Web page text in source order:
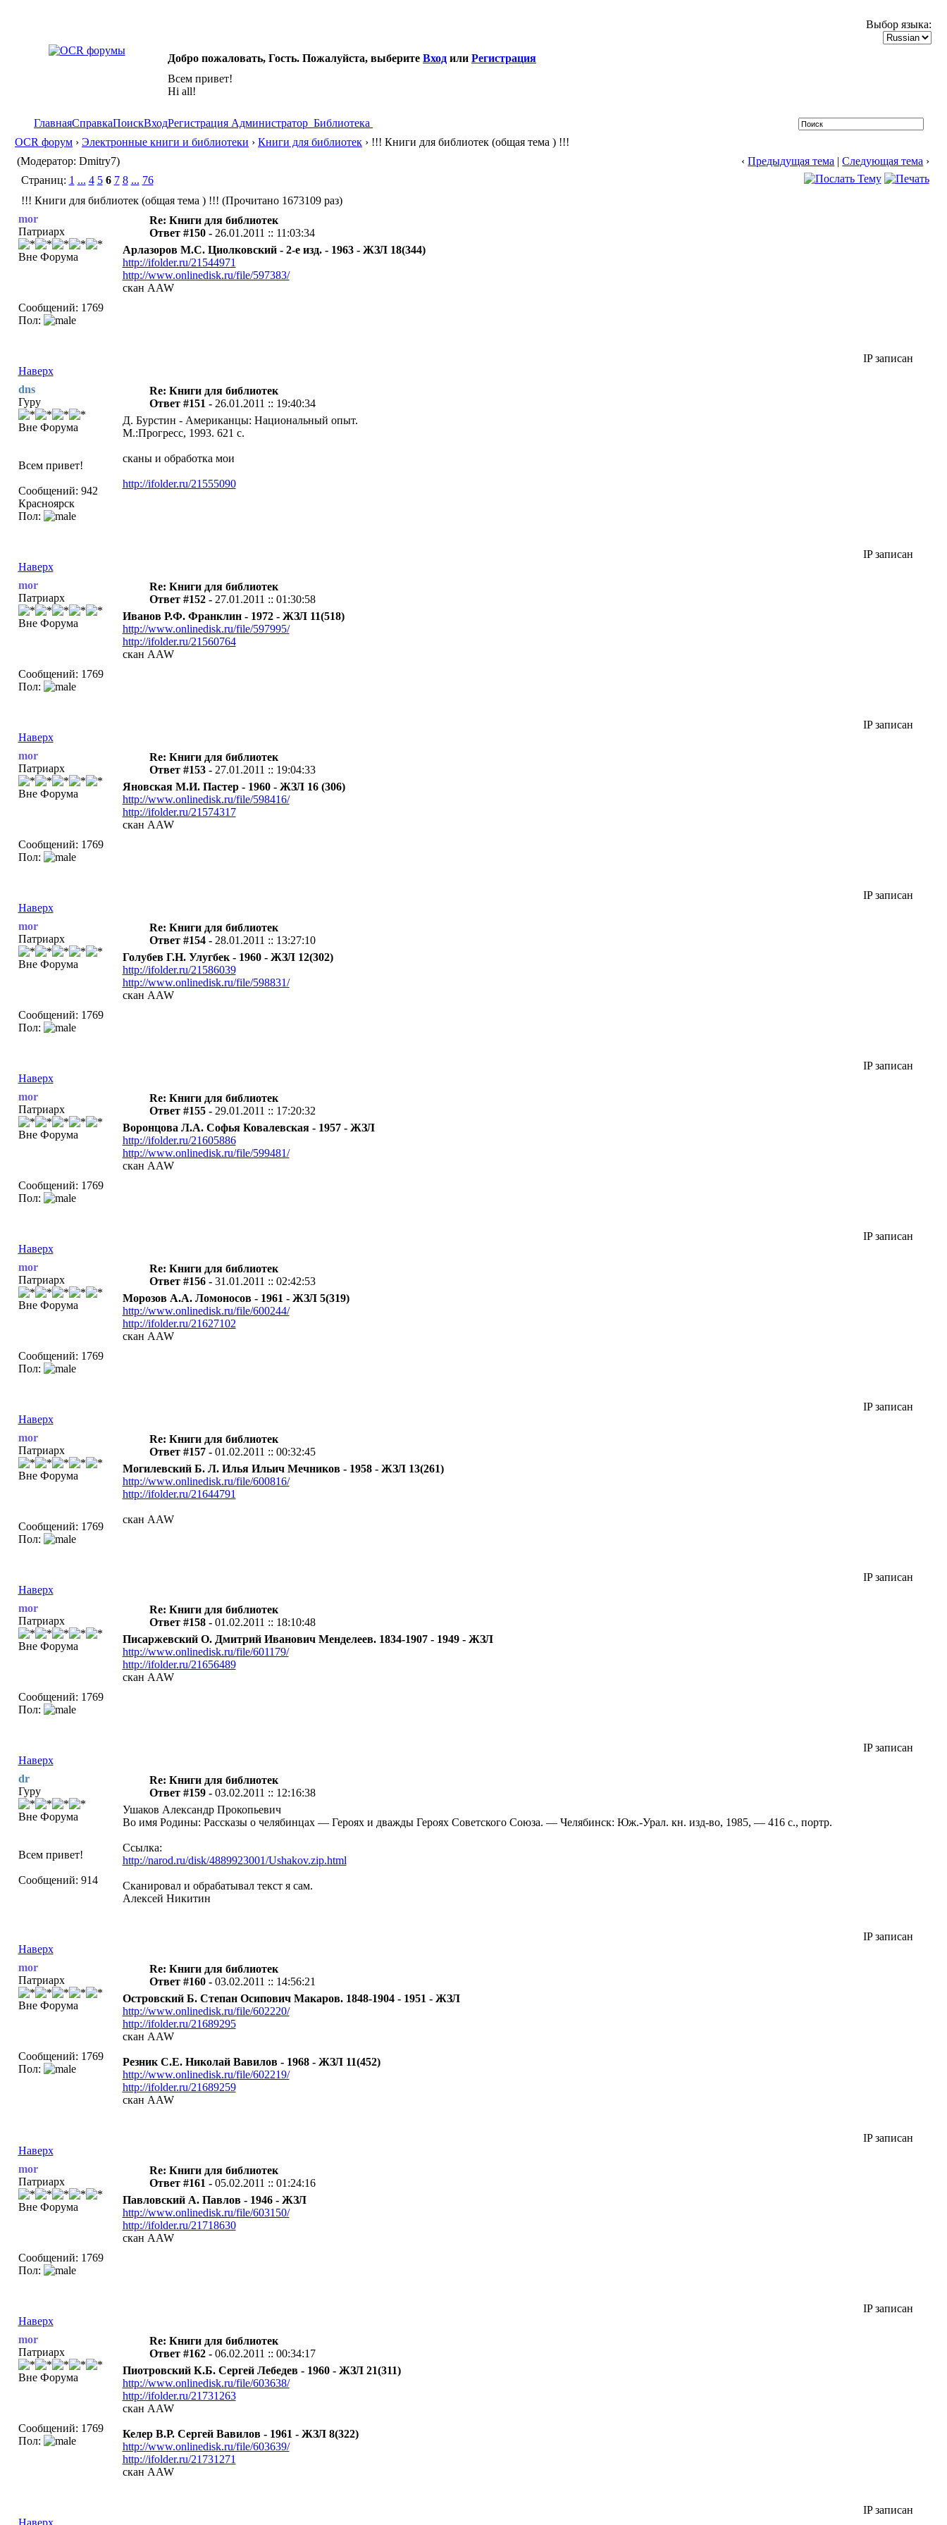
Выбор языка:
Добро пожаловать, Гость. Пожалуйста, выберите Вход или Регистрация
Всем привет!
Hi all!
ГлавнаяСправкаПоискВходРегистрация Администратор Библиотека
OCR форум › Электронные книги и библиотеки › Книги для библиотек › !!! Книги для библиотек (общая тема ) !!!
(Модератор: Dmitry7)
‹Предыдущая тема |Следующая тема ›
Страниц: 1 ... 4 5 6 7 8 ... 76
!!! Книги для библиотек (общая тема ) !!! (Прочитано 1673109 раз)
mor
Патриарх
Вне Форума
Сообщений: 1769
Пол:
Re: Книги для библиотек
Ответ #150 - 26.01.2011 :: 11:03:34
Арлазоров М.С. Циолковский - 2-е изд. - 1963 - ЖЗЛ 18(344)
http://ifolder.ru/21544971
http://www.onlinedisk.ru/file/597383/
скан AAW
Наверх
IP записан
dns
Гуру
Вне Форума
Всем привет!
Сообщений: 942
Красноярск
Пол:
Re: Книги для библиотек
Ответ #151 - 26.01.2011 :: 19:40:34
Д. Бурстин - Американцы: Национальный опыт.
М.:Прогресс, 1993. 621 с.
сканы и обработка мои
http://ifolder.ru/21555090
Наверх
IP записан
mor
Патриарх
Вне Форума
Сообщений: 1769
Пол:
Re: Книги для библиотек
Ответ #152 - 27.01.2011 :: 01:30:58
Иванов Р.Ф. Франклин - 1972 - ЖЗЛ 11(518)
http://www.onlinedisk.ru/file/597995/
http://ifolder.ru/21560764
скан AAW
Наверх
IP записан
mor
Патриарх
Вне Форума
Сообщений: 1769
Пол:
Re: Книги для библиотек
Ответ #153 - 27.01.2011 :: 19:04:33
Яновская М.И. Пастер - 1960 - ЖЗЛ 16 (306)
http://www.onlinedisk.ru/file/598416/
http://ifolder.ru/21574317
скан AAW
Наверх
IP записан
mor
Патриарх
Вне Форума
Сообщений: 1769
Пол:
Re: Книги для библиотек
Ответ #154 - 28.01.2011 :: 13:27:10
Голубев Г.Н. Улугбек - 1960 - ЖЗЛ 12(302)
http://ifolder.ru/21586039
http://www.onlinedisk.ru/file/598831/
скан AAW
Наверх
IP записан
mor
Патриарх
Вне Форума
Сообщений: 1769
Пол:
Re: Книги для библиотек
Ответ #155 - 29.01.2011 :: 17:20:32
Воронцова Л.А. Софья Ковалевская - 1957 - ЖЗЛ
http://ifolder.ru/21605886
http://www.onlinedisk.ru/file/599481/
скан AAW
Наверх
IP записан
mor
Патриарх
Вне Форума
Сообщений: 1769
Пол:
Re: Книги для библиотек
Ответ #156 - 31.01.2011 :: 02:42:53
Морозов А.А. Ломоносов - 1961 - ЖЗЛ 5(319)
http://www.onlinedisk.ru/file/600244/
http://ifolder.ru/21627102
скан AAW
Наверх
IP записан
mor
Патриарх
Вне Форума
Сообщений: 1769
Пол:
Re: Книги для библиотек
Ответ #157 - 01.02.2011 :: 00:32:45
Могилевский Б. Л. Илья Ильич Мечников - 1958 - ЖЗЛ 13(261)
http://www.onlinedisk.ru/file/600816/
http://ifolder.ru/21644791
скан AAW
Наверх
IP записан
mor
Патриарх
Вне Форума
Сообщений: 1769
Пол:
Re: Книги для библиотек
Ответ #158 - 01.02.2011 :: 18:10:48
Писаржевский О. Дмитрий Иванович Менделеев. 1834-1907 - 1949 - ЖЗЛ
http://www.onlinedisk.ru/file/601179/
http://ifolder.ru/21656489
скан AAW
Наверх
IP записан
dr
Гуру
Вне Форума
Всем привет!
Сообщений: 914
Re: Книги для библиотек
Ответ #159 - 03.02.2011 :: 12:16:38
Ушаков Александр Прокопьевич
Во имя Родины: Рассказы о челябинцах — Героях и дважды Героях Советского Союза. — Челябинск: Юж.-Урал. кн. изд-во, 1985, — 416 с., портр.
Ссылка:
http://narod.ru/disk/4889923001/Ushakov.zip.html
Сканировал и обрабатывал текст я сам.
Алексей Никитин
Наверх
IP записан
mor
Патриарх
Вне Форума
Сообщений: 1769
Пол:
Re: Книги для библиотек
Ответ #160 - 03.02.2011 :: 14:56:21
Островский Б. Степан Осипович Макаров. 1848-1904 - 1951 - ЖЗЛ
http://www.onlinedisk.ru/file/602220/
http://ifolder.ru/21689295
скан AAW
Резник С.Е. Николай Вавилов - 1968 - ЖЗЛ 11(452)
http://www.onlinedisk.ru/file/602219/
http://ifolder.ru/21689259
скан AAW
Наверх
IP записан
mor
Патриарх
Вне Форума
Сообщений: 1769
Пол:
Re: Книги для библиотек
Ответ #161 - 05.02.2011 :: 01:24:16
Павловский А. Павлов - 1946 - ЖЗЛ
http://www.onlinedisk.ru/file/603150/
http://ifolder.ru/21718630
скан AAW
Наверх
IP записан
mor
Патриарх
Вне Форума
Сообщений: 1769
Пол:
Re: Книги для библиотек
Ответ #162 - 06.02.2011 :: 00:34:17
Пиотровский К.Б. Сергей Лебедев - 1960 - ЖЗЛ 21(311)
http://www.onlinedisk.ru/file/603638/
http://ifolder.ru/21731263
скан AAW
Келер В.Р. Сергей Вавилов - 1961 - ЖЗЛ 8(322)
http://www.onlinedisk.ru/file/603639/
http://ifolder.ru/21731271
скан AAW
Наверх
IP записан